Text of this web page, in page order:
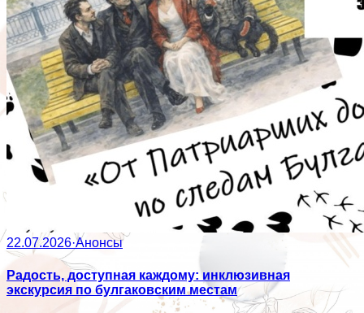
22.07.2026·Анонсы
Радость, доступная каждому: инклюзивная
экскурсия по булгаковским местам